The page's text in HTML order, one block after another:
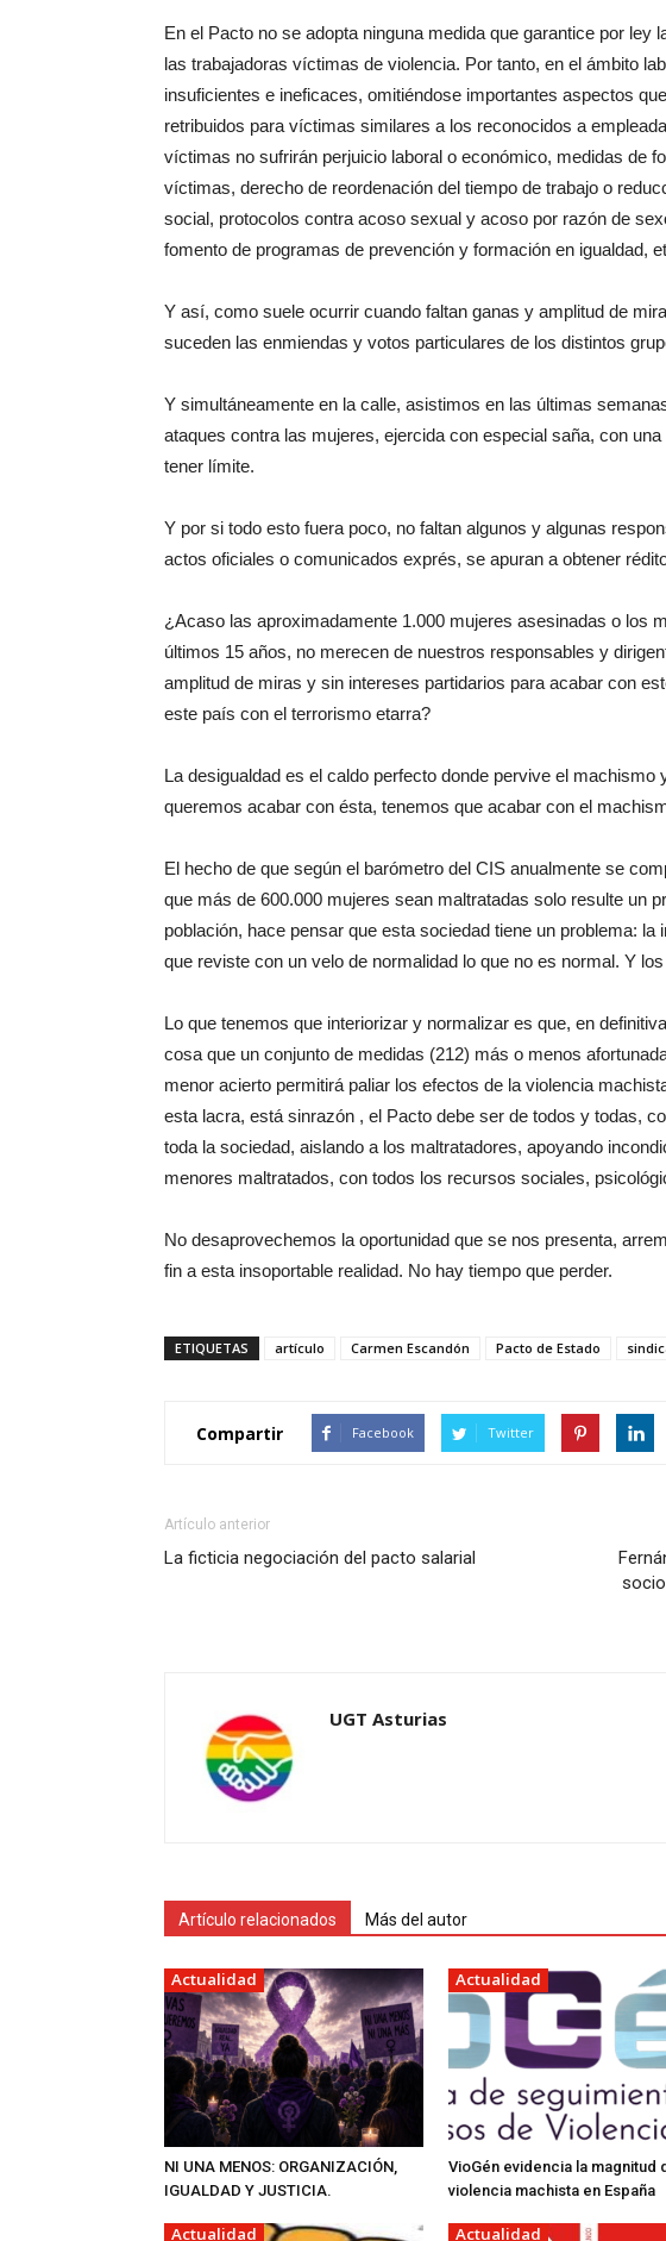
En el Pacto no se adopta ninguna medida que garantice por ley
las trabajadoras víctimas de violencia. Por tanto, en el ámbito
insuficientes e ineficaces, omitiéndose importantes aspectos
retribuidos para víctimas similares a los reconocidos a
víctimas no sufrirán perjuicio laboral o económico, medidas de
víctimas, derecho de reordenación del tiempo de trabajo o
social, protocolos contra acoso sexual y acoso por razón de
fomento de programas de prevención y formación en igualdad,
Y así, como suele ocurrir cuando faltan ganas y amplitud de
suceden las enmiendas y votos particulares de los distintos
Y simultáneamente en la calle, asistimos en las últimas
ataques contra las mujeres, ejercida con especial saña, con
tener límite.
Y por si todo esto fuera poco, no faltan algunos y algunas
actos oficiales o comunicados exprés, se apuran a obtener
¿Acaso las aproximadamente 1.000 mujeres asesinadas o los
últimos 15 años, no merecen de nuestros responsables y
amplitud de miras y sin intereses partidarios para acabar con
este país con el terrorismo etarra?
La desigualdad es el caldo perfecto donde pervive el
queremos acabar con ésta, tenemos que acabar con el
El hecho de que según el barómetro del CIS anualmente se
que más de 600.000 mujeres sean maltratadas solo resulte un
población, hace pensar que esta sociedad tiene un problema:
que reviste con un velo de normalidad lo que no es normal. Y
Lo que tenemos que interiorizar y normalizar es que, en
cosa que un conjunto de medidas (212) más o menos
menor acierto permitirá paliar los efectos de la violencia
esta lacra, está sinrazón , el Pacto debe ser de todos y todas,
toda la sociedad, aislando a los maltratadores, apoyando
menores maltratados, con todos los recursos sociales,
No desaprovechemos la oportunidad que se nos presenta,
fin a esta insoportable realidad. No hay tiempo que perder.
ETIQUETAS artículo Carmen Escandón Pacto de Estado
Compartir Facebook Twitter
Artículo anterior
La ficticia negociación del pacto salarial
UGT Asturias
Artículo relacionados Más del autor
Actualidad
NI UNA MENOS: ORGANIZACIÓN,
IGUALDAD Y JUSTICIA.
Actualidad
VioGén evidencia la magnitud
violencia machista en España
Actualidad Actualidad